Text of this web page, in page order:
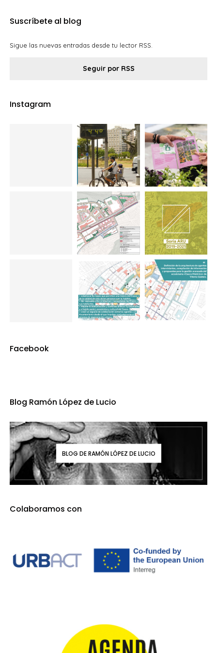
Suscríbete al blog
Sigue las nuevas entradas desde tu lector RSS.
Seguir por RSS
Instagram
Facebook
Blog Ramón López de Lucio
BLOG DE RAMÓN LÓPEZ DE LUCIO
Colaboramos con